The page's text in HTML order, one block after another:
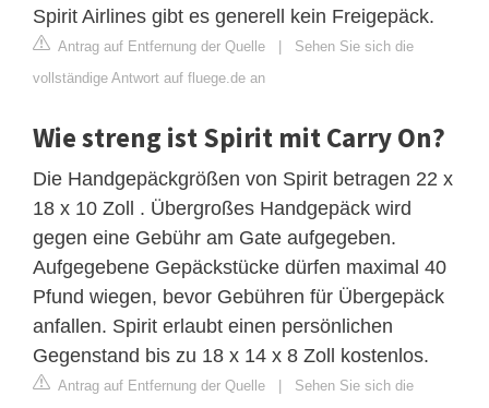
Spirit Airlines gibt es generell kein Freigepäck.
Antrag auf Entfernung der Quelle
Sehen Sie sich die
vollständige Antwort auf fluege.de an
Wie streng ist Spirit mit Carry On?
Die Handgepäckgrößen von Spirit betragen 22 x
18 x 10 Zoll . Übergroßes Handgepäck wird
gegen eine Gebühr am Gate aufgegeben.
Aufgegebene Gepäckstücke dürfen maximal 40
Pfund wiegen, bevor Gebühren für Übergepäck
anfallen. Spirit erlaubt einen persönlichen
Gegenstand bis zu 18 x 14 x 8 Zoll kostenlos.
Antrag auf Entfernung der Quelle
Sehen Sie sich die